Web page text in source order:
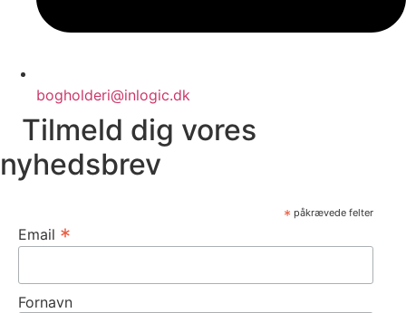
bogholderi@inlogic.dk
Tilmeld dig vores
nyhedsbrev
* påkrævede felter
Email *
Fornavn